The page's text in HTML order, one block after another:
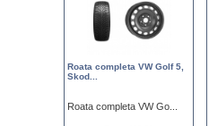
Roata completa VW Golf 5,
Skod...
Roata completa VW Go...